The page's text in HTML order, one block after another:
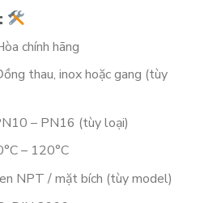
chính hãng
thau, inox hoặc gang (tùy
– PN16 (tùy loại)
– 120°C
NPT / mặt bích (tùy model)